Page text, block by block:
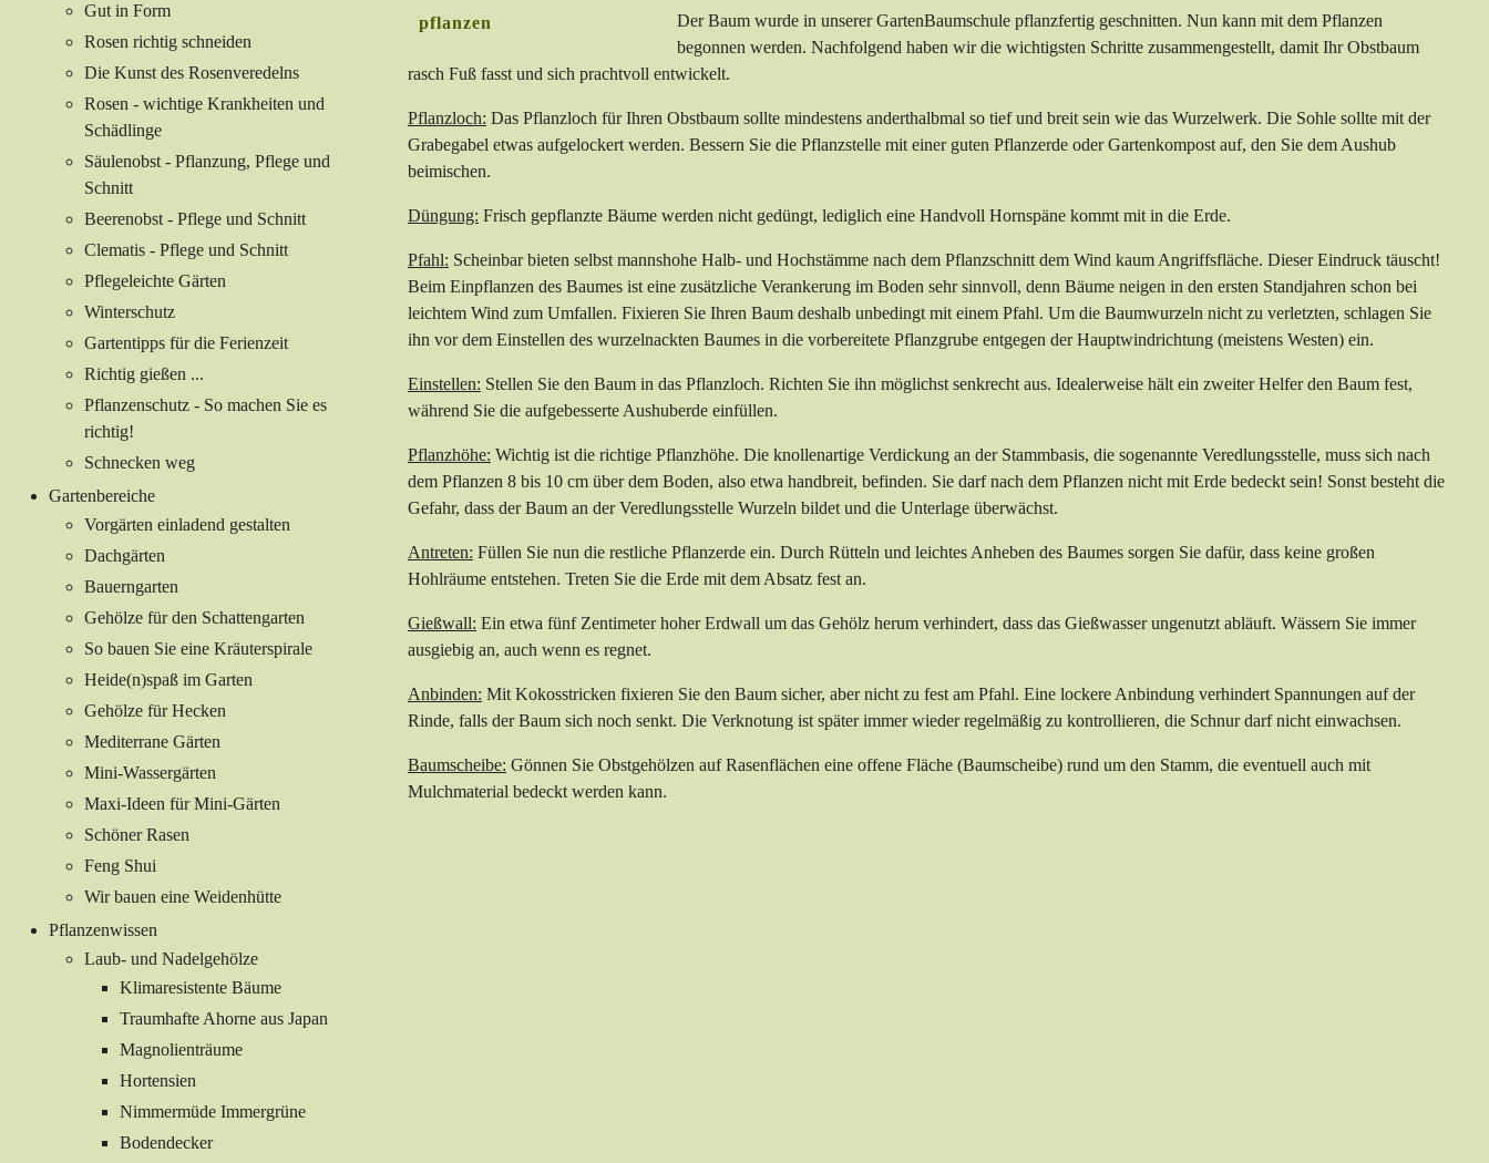
Gut in Form
Rosen richtig schneiden
Die Kunst des Rosenveredelns
Rosen - wichtige Krankheiten und
Schädlinge
Säulenobst - Pflanzung, Pflege und
Schnitt
Beerenobst - Pflege und Schnitt
Clematis - Pflege und Schnitt
Pflegeleichte Gärten
Winterschutz
Gartentipps für die Ferienzeit
Richtig gießen ...
Pflanzenschutz - So machen Sie es
richtig!
Schnecken weg
Gartenbereiche
Vorgärten einladend gestalten
Dachgärten
Bauerngarten
Gehölze für den Schattengarten
So bauen Sie eine Kräuterspirale
Heide(n)spaß im Garten
Gehölze für Hecken
Mediterrane Gärten
Mini-Wassergärten
Maxi-Ideen für Mini-Gärten
Schöner Rasen
Feng Shui
Wir bauen eine Weidenhütte
Pflanzenwissen
Laub- und Nadelgehölze
Klimaresistente Bäume
Traumhafte Ahorne aus Japan
Magnolienträume
Hortensien
Nimmermüde Immergrüne
Bodendecker
Der Baum wurde in unserer GartenBaumschule pflanzfertig geschnitten. Nun kann mit dem Pflanzen
begonnen werden. Nachfolgend haben wir die wichtigsten Schritte zusammengestellt, damit Ihr Obstbaum
rasch Fuß fasst und sich prachtvoll entwickelt.
Pflanzloch: Das Pflanzloch für Ihren Obstbaum sollte mindestens anderthalbmal so tief und breit sein wie das Wurzelwerk. Die Sohle sollte mit der
Grabegabel etwas aufgelockert werden. Bessern Sie die Pflanzstelle mit einer guten Pflanzerde oder Gartenkompost auf, den Sie dem Aushub
beimischen.
Düngung: Frisch gepflanzte Bäume werden nicht gedüngt, lediglich eine Handvoll Hornspäne kommt mit in die Erde.
Pfahl: Scheinbar bieten selbst mannshohe Halb- und Hochstämme nach dem Pflanzschnitt dem Wind kaum Angriffsfläche. Dieser Eindruck täuscht!
Beim Einpflanzen des Baumes ist eine zusätzliche Verankerung im Boden sehr sinnvoll, denn Bäume neigen in den ersten Standjahren schon bei
leichtem Wind zum Umfallen. Fixieren Sie Ihren Baum deshalb unbedingt mit einem Pfahl. Um die Baumwurzeln nicht zu verletzten, schlagen Sie
ihn vor dem Einstellen des wurzelnackten Baumes in die vorbereitete Pflanzgrube entgegen der Hauptwindrichtung (meistens Westen) ein.
Einstellen: Stellen Sie den Baum in das Pflanzloch. Richten Sie ihn möglichst senkrecht aus. Idealerweise hält ein zweiter Helfer den Baum fest,
während Sie die aufgebesserte Aushuberde einfüllen.
Pflanzhöhe: Wichtig ist die richtige Pflanzhöhe. Die knollenartige Verdickung an der Stammbasis, die sogenannte Veredlungsstelle, muss sich nach
dem Pflanzen 8 bis 10 cm über dem Boden, also etwa handbreit, befinden. Sie darf nach dem Pflanzen nicht mit Erde bedeckt sein! Sonst besteht die
Gefahr, dass der Baum an der Veredlungsstelle Wurzeln bildet und die Unterlage überwächst.
Antreten: Füllen Sie nun die restliche Pflanzerde ein. Durch Rütteln und leichtes Anheben des Baumes sorgen Sie dafür, dass keine großen
Hohlräume entstehen. Treten Sie die Erde mit dem Absatz fest an.
Gießwall: Ein etwa fünf Zentimeter hoher Erdwall um das Gehölz herum verhindert, dass das Gießwasser ungenutzt abläuft. Wässern Sie immer
ausgiebig an, auch wenn es regnet.
Anbinden: Mit Kokosstricken fixieren Sie den Baum sicher, aber nicht zu fest am Pfahl. Eine lockere Anbindung verhindert Spannungen auf der
Rinde, falls der Baum sich noch senkt. Die Verknotung ist später immer wieder regelmäßig zu kontrollieren, die Schnur darf nicht einwachsen.
Baumscheibe: Gönnen Sie Obstgehölzen auf Rasenflächen eine offene Fläche (Baumscheibe) rund um den Stamm, die eventuell auch mit
Mulchmaterial bedeckt werden kann.